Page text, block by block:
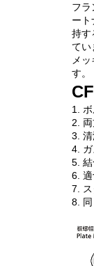
フラ
ート
持す
てい
メ
す。
1.
2.
3. 清
4.
5. 結
6.
7.
8.